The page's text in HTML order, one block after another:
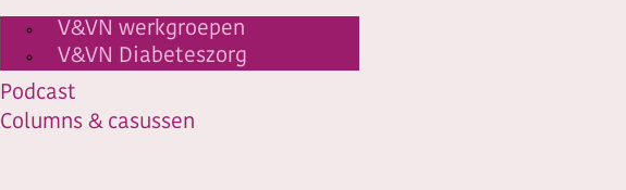
V&VN werkgroepen
V&VN Diabeteszorg
Podcast
Columns & casussen